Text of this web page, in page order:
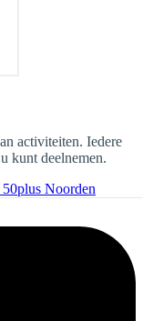
activiteiten. Iedere
kunt deelnemen.
Noorden